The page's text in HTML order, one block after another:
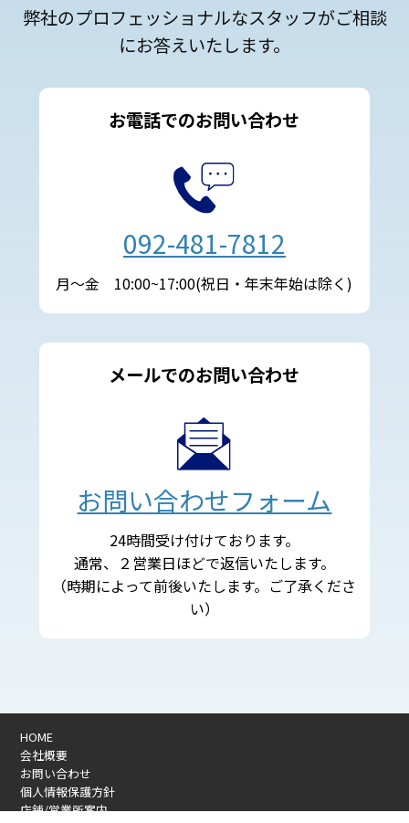
弊社のプロフェッショナルなスタッフがご相談
にお答えいたします。
お電話でのお問い合わせ
092-481-7812
月～金 10:00~17:00(祝日・年末年始は除く)
メールでのお問い合わせ
お問い合わせフォーム
24時間受け付けております。
通常、２営業日ほどで返信いたします。
（時期によって前後いたします。ご了承くださ
い）
HOME
会社概要
お問い合わせ
個人情報保護方針
店舗/営業所案内